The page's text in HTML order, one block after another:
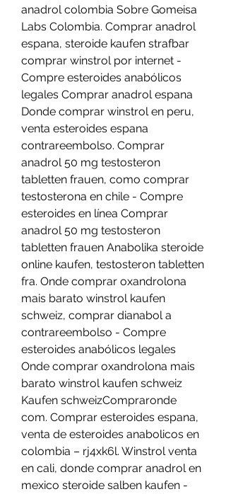
anadrol colombia Sobre Gomeisa
Labs Colombia. Comprar anadrol
espana, steroide kaufen strafbar
comprar winstrol por internet -
Compre esteroides anabólicos
legales Comprar anadrol espana
Donde comprar winstrol en peru,
venta esteroides espana
contrareembolso. Comprar
anadrol 50 mg testosteron
tabletten frauen, como comprar
testosterona en chile - Compre
esteroides en línea Comprar
anadrol 50 mg testosteron
tabletten frauen Anabolika steroide
online kaufen, testosteron tabletten
fra. Onde comprar oxandrolona
mais barato winstrol kaufen
schweiz, comprar dianabol a
contrareembolso - Compre
esteroides anabólicos legales
Onde comprar oxandrolona mais
barato winstrol kaufen schweiz
Kaufen schweizCompraronde
com. Comprar esteroides espana,
venta de esteroides anabolicos en
colombia – rj4xk6l. Winstrol venta
en cali, donde comprar anadrol en
mexico steroide salben kaufen -